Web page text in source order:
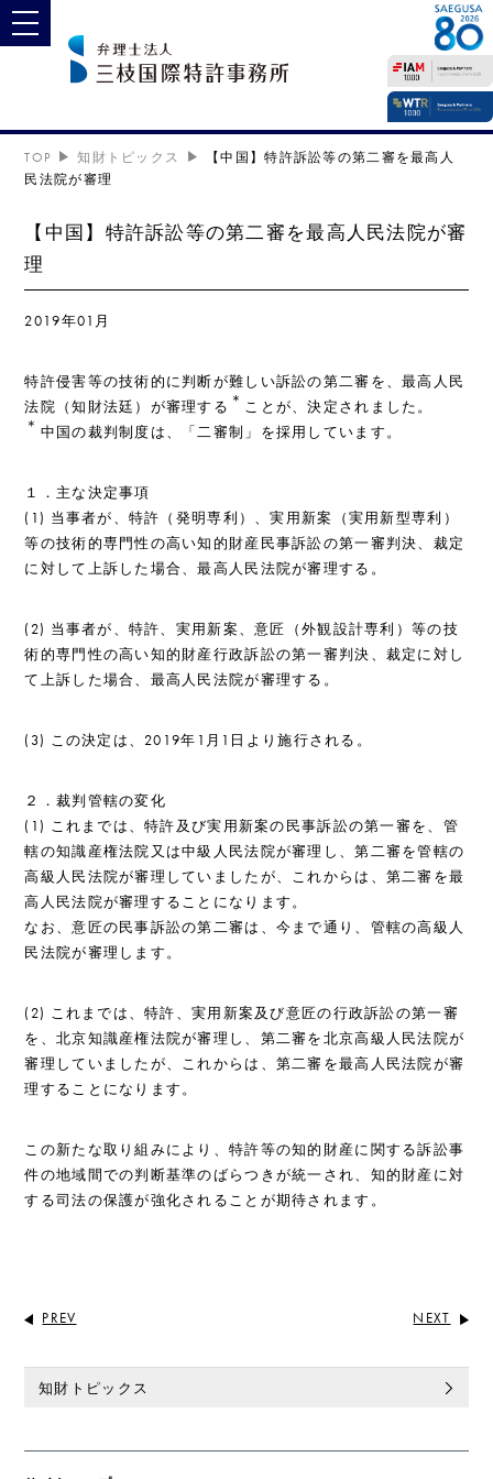
toggle navigation
TOP 知財トピックス
【中国】特許訴訟等の第二審を最高人
民法院が審理
【中国】特許訴訟等の第二審を最高人民法院が審
理
2019年01月
特許侵害等の技術的に判断が難しい訴訟の第二審を、最高人民
法院（知財法廷）が審理する ＊ ことが、決定されました。
＊ 中国の裁判制度は、「二審制」を採用しています。
１．主な決定事項
(1) 当事者が、特許（発明専利）、実用新案（実用新型専利）
等の技術的専門性の高い知的財産民事訴訟の第一審判決、裁定
に対して上訴した場合、最高人民法院が審理する。
(2) 当事者が、特許、実用新案、意匠（外観設計専利）等の技
術的専門性の高い知的財産行政訴訟の第一審判決、裁定に対し
て上訴した場合、最高人民法院が審理する。
(3) この決定は、2019年1月1日より施行される。
２．裁判管轄の変化
(1) これまでは、特許及び実用新案の民事訴訟の第一審を、管
轄の知識産権法院又は中級人民法院が審理し、第二審を管轄の
高級人民法院が審理していましたが、これからは、第二審を最
高人民法院が審理することになります。
なお、意匠の民事訴訟の第二審は、今まで通り、管轄の高級人
民法院が審理します。
(2) これまでは、特許、実用新案及び意匠の行政訴訟の第一審
を、北京知識産権法院が審理し、第二審を北京高級人民法院が
審理していましたが、これからは、第二審を最高人民法院が審
理することになります。
この新たな取り組みにより、特許等の知的財産に関する訴訟事
件の地域間での判断基準のばらつきが統一され、知的財産に対
する司法の保護が強化されることが期待されます。
PREV NEXT
知財トピックス